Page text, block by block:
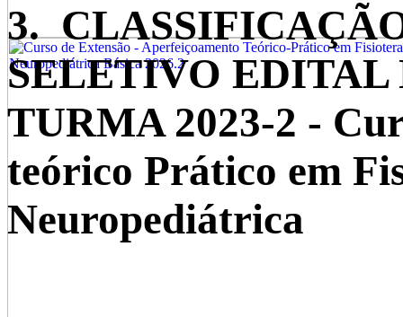
3.
SELETIVO EDITAL
TURMA 2023-2 -
teórico Prático em
Neuropediátrica